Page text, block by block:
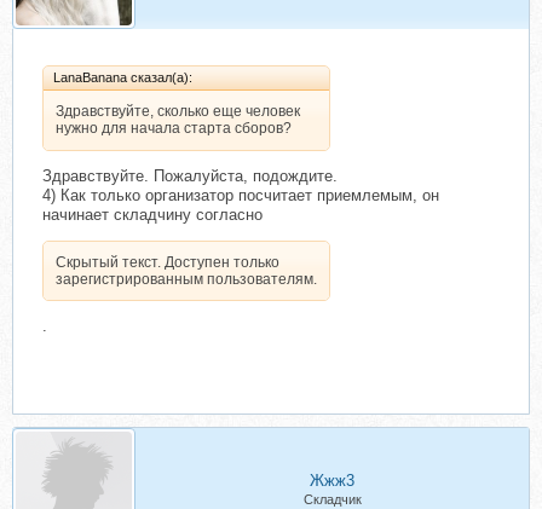
LanaBanana сказал(а):
Здравствуйте, сколько еще человек
нужно для начала старта сборов?
Здравствуйте. Пожалуйста, подождите.
4) Как только организатор посчитает приемлемым, он
начинает складчину согласно
Скрытый текст. Доступен только
зарегистрированным пользователям.
.
Жжж3
Складчик